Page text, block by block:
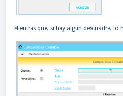
Mientras que, si hay algún descuadre, lo